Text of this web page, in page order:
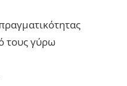
τους γύρω